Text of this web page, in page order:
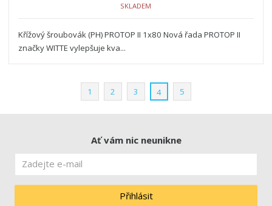
SKLADEM
Křížový šroubovák (PH) PROTOP II 1x80 Nová řada PROTOP II
značky WITTE vylepšuje kva...
1 2 3 4 5
Ať vám nic neunikne
Přihlásit